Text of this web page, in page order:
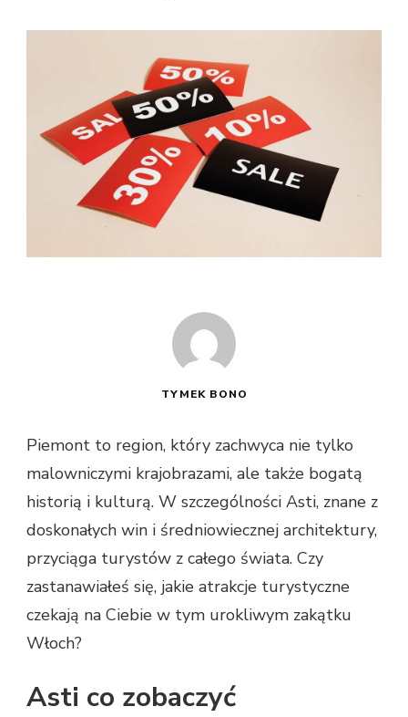
TYMEK BONO
Piemont to region, który zachwyca nie tylko
malowniczymi krajobrazami, ale także bogatą
historią i kulturą. W szczególności Asti, znane z
doskonałych win i średniowiecznej architektury,
przyciąga turystów z całego świata. Czy
zastanawiałeś się, jakie atrakcje turystyczne
czekają na Ciebie w tym urokliwym zakątku
Włoch?
Asti co zobaczyć